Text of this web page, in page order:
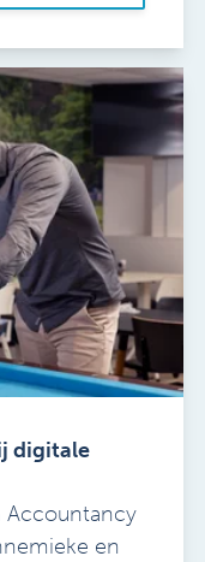
digitale
Accountancy
en